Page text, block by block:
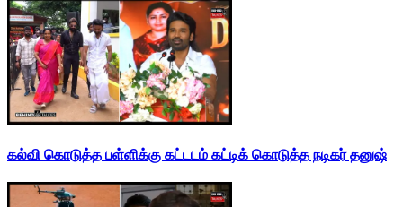
கல்வி கொடுத்த பள்ளிக்கு கட்டடம் கட்டிக் கொடுத்த நடிகர் தனுஷ்